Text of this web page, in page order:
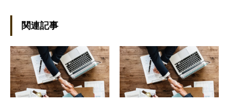
制作。プライベートでは、井上円了哲学塾の第
一期修了生として「哲学カフェ＠神保町」の世
話人、2020年以降は「なごテツ」のオンライン
カフェの世話人を務める。趣味は考えること。
関連記事